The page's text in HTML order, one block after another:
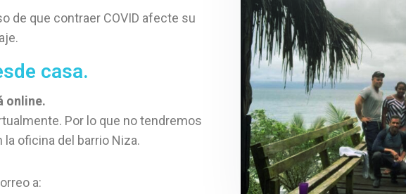
de que contraer COVID afecte su
casa.
online.
Por lo que no tendremos
oficina del barrio Niza.
a: